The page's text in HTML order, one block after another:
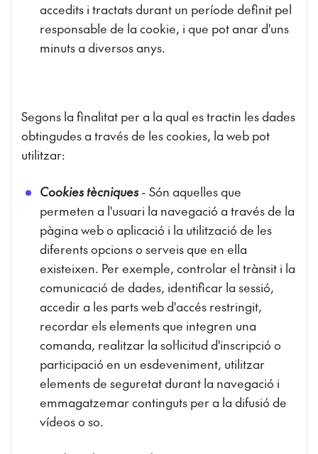
accedits i tractats durant un període definit pel
responsable de la cookie, i que pot anar d'uns
minuts a diversos anys.
Segons la finalitat per a la qual es tractin les dades
obtingudes a través de les cookies, la web pot
utilitzar:
Cookies tècniques- Són aquelles que
permeten a l'usuari la navegació a través de la
pàgina web o aplicació i la utilització de les
diferents opcions o serveis que en ella
existeixen. Per exemple, controlar el trànsit i la
comunicació de dades, identificar la sessió,
accedir a les parts web d'accés restringit,
recordar els elements que integren una
comanda, realitzar la sol·licitud d'inscripció o
participació en un esdeveniment, utilitzar
elements de seguretat durant la navegació i
emmagatzemar continguts per a la difusió de
vídeos o so.